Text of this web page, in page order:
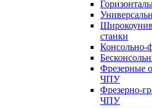
станки
Консольно-
Фрезерные
ЧПУ
Фрезерно-
ЧПУ